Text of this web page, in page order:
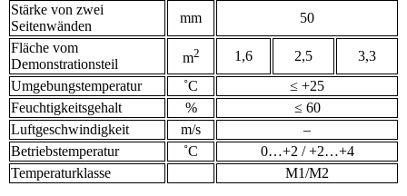
Stärke von zwei
Seitenwänden
mm
50
Fläche vom
Demonstrationsteil
m2 1,6 2,5
3,3
Umgebungstemperatur
˚С
≤ +25
Feuchtigkeitsgehalt
%
≤ 60
Luftgeschwindigkeit
m/s
–
Betriebstemperatur
˚С
0…+2 / +2…+4
Temperaturklasse
M1/M2